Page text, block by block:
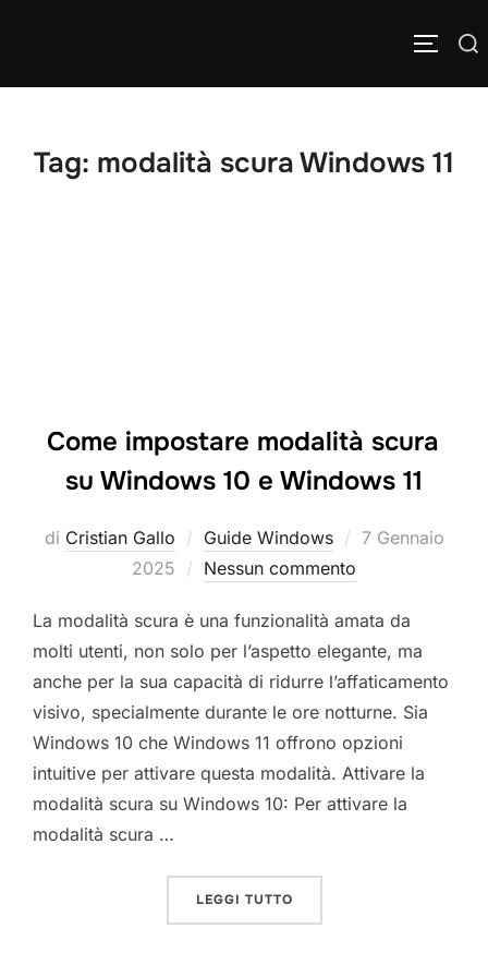
Cerca APRI/
Tag: modalità scura Windows 11
Come impostare modalità scura
su Windows 10 e Windows 11
di Cristian Gallo Guide Windows
Pubblicato
7 Gennaio
2025
Nessun commento
La modalità scura è una funzionalità amata da
molti utenti, non solo per l’aspetto elegante, ma
anche per la sua capacità di ridurre l’affaticamento
visivo, specialmente durante le ore notturne. Sia
Windows 10 che Windows 11 offrono opzioni
intuitive per attivare questa modalità. Attivare la
modalità scura su Windows 10: Per attivare la
modalità scura …
LEGGI TUTTO“COME IMPOSTARE